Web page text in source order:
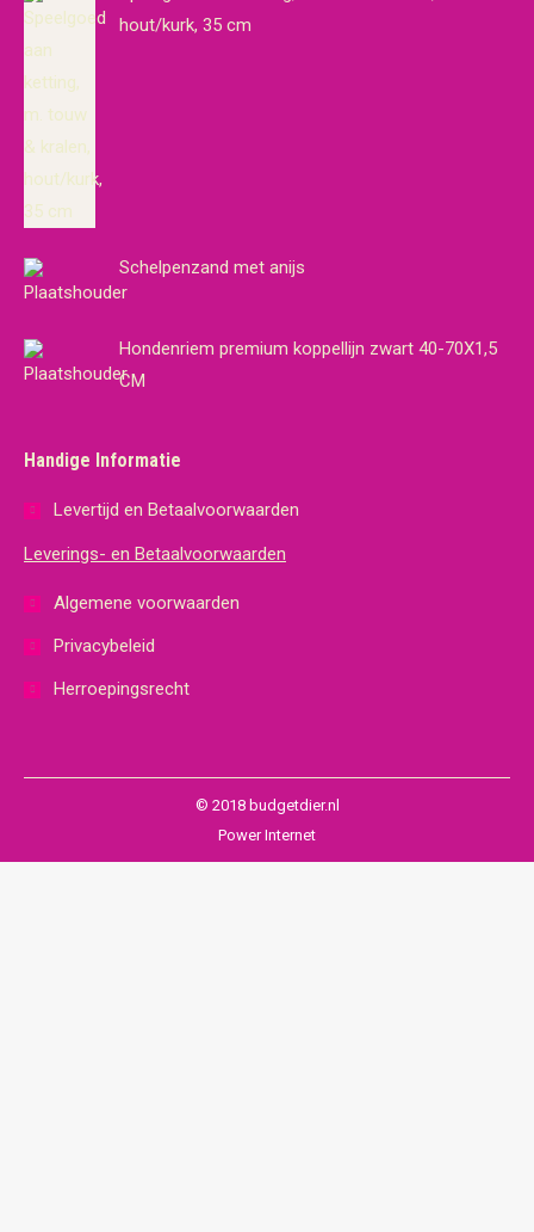
hout/kurk, 35 cm
Schelpenzand met anijs
Hondenriem premium koppellijn zwart 40-70X1,5
CM
Handige Informatie
Levertijd en Betaalvoorwaarden
Leverings- en Betaalvoorwaarden
Algemene voorwaarden
Privacybeleid
Herroepingsrecht
© 2018 budgetdier.nl
Power Internet